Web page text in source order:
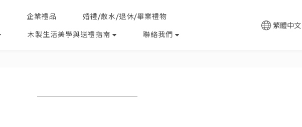
企業禮品 婚禮/散水/退休/畢業禮物
木製生活美學與送禮指南 聯絡我們
繁體中文